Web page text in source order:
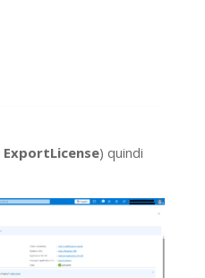
ExportLicense) quindi